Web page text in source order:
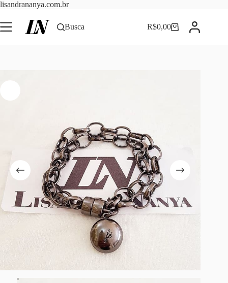
lisandrananya.com.brPular
o
conteúdo
Busca Carrinho
R$0,00